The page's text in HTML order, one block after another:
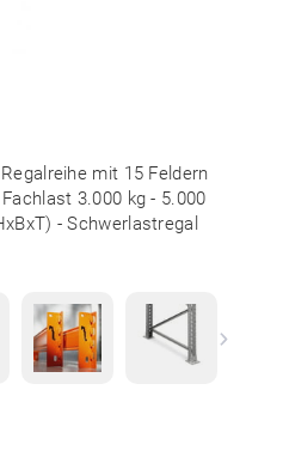
mit 15 Feldern
3.000 kg - 5.000
- Schwerlastregal
Next